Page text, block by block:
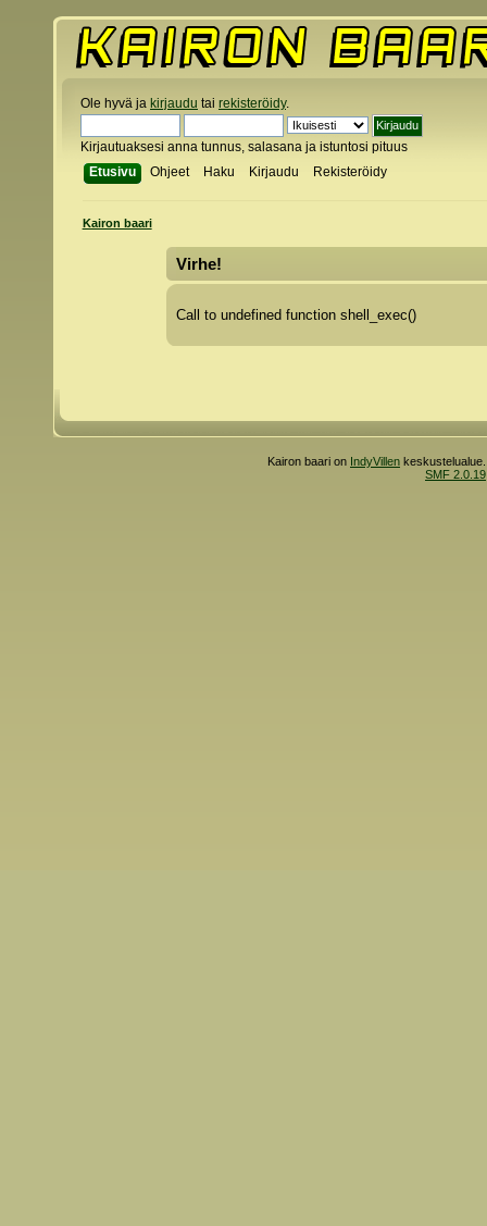
Ole hyvä ja kirjaudu tai rekisteröidy.
Kirjautuaksesi anna tunnus, salasana ja istuntosi pituus
Etusivu
Ohjeet Haku Kirjaudu Rekisteröidy
Kairon baari
Virhe!
Call to undefined function shell_exec()
Kairon baari on IndyVillen
SMF 2.0.19